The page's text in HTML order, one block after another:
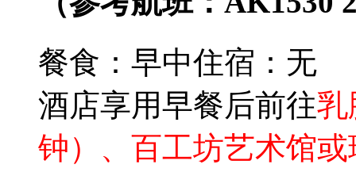
餐食：早中住宿：无
酒店享用早餐后前往乳
钟）、百工坊艺术馆